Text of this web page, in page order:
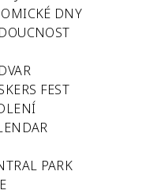
DNY
FEST
PARK